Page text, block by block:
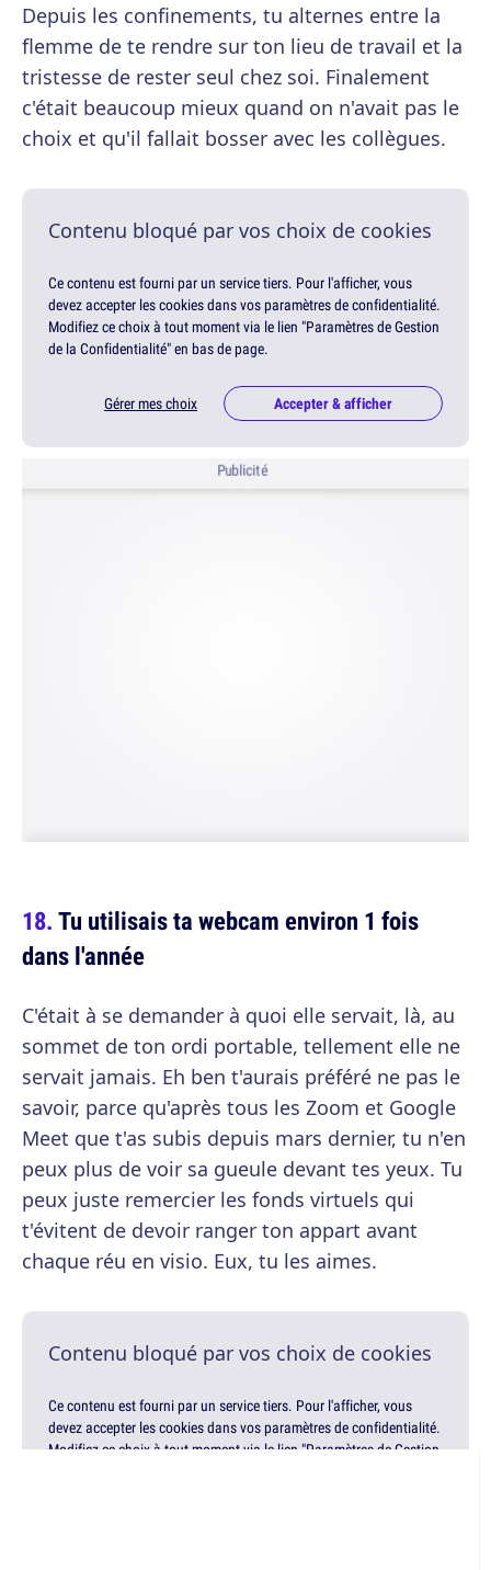
Depuis les confinements, tu alternes entre la
flemme de te rendre sur ton lieu de travail et la
tristesse de rester seul chez soi. Finalement
c'était beaucoup mieux quand on n'avait pas le
choix et qu'il fallait bosser avec les collègues.
Contenu bloqué par vos choix de cookies
Ce contenu est fourni par un service tiers. Pour l'afficher, vous
devez accepter les cookies dans vos paramètres de confidentialité.
Modifiez ce choix à tout moment via le lien "Paramètres de Gestion
de la Confidentialité" en bas de page.
Gérer mes choix Accepter & afficher
Publicité
Tu utilisais ta webcam environ 1 fois
dans l'année
C'était à se demander à quoi elle servait, là, au
sommet de ton ordi portable, tellement elle ne
servait jamais. Eh ben t'aurais préféré ne pas le
savoir, parce qu'après tous les Zoom et Google
Meet que t'as subis depuis mars dernier, tu n'en
peux plus de voir sa gueule devant tes yeux. Tu
peux juste remercier les fonds virtuels qui
t'évitent de devoir ranger ton appart avant
chaque réu en visio. Eux, tu les aimes.
Contenu bloqué par vos choix de cookies
Ce contenu est fourni par un service tiers. Pour l'afficher, vous
devez accepter les cookies dans vos paramètres de confidentialité.
Modifiez ce choix à tout moment via le lien "Paramètres de Gestion